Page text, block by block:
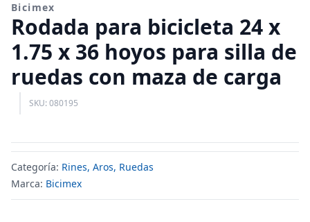
Bicimex
Rodada para bicicleta 24 x
1.75 x 36 hoyos para silla de
ruedas con maza de carga
SKU: 080195
Categoría: Rines, Aros, Ruedas
Marca: Bicimex